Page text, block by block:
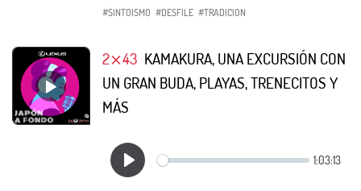
#SINTOISMO #DESFILE #TRADICION
2⨯43 KAMAKURA, UNA EXCURSIÓN CON
UN GRAN BUDA, PLAYAS, TRENECITOS Y
MÁS